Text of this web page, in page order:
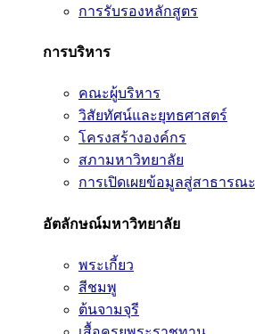
การรับรองหลักสูตร
การบริหาร
คณะผู้บริหาร
วิสัยทัศน์และยุทธศาสตร์
โครงสร้างองค์กร
สภามหาวิทยาลัย
การเปิดเผยข้อมูลสู่สาธารณะ
อัตลักษณ์มหาวิทยาลัย
พระเกี้ยว
สีชมพู
ต้นจามจุรี